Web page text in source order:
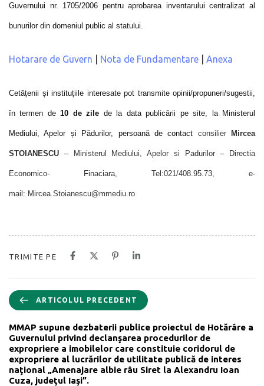
Guvernului nr. 1705/2006 pentru aprobarea inventarului centralizat al
bunurilor din domeniul public al statului.
Hotarare de Guvern Nota de Fundamentare Anexa
Cetățenii și instituțiile interesate pot transmite opinii/propuneri/sugestii,
în termen de10 de zile de la data publicării pe site, la Ministerul
Mediului, Apelor și Pădurilor, persoană de contact consilier Mircea
STOIANESCU – Ministerul Mediului, Apelor si Padurilor – Directia
Economico- Finaciara, Tel:021/408.95.73, e-
mail: Mircea.Stoianescu@mmediu.ro
TRIMITE PE
ARTICOLUL PRECEDENT
MMAP supune dezbaterii publice proiectul de Hotărâre a
Guvernului privind declanşarea procedurilor de
expropriere a imobilelor care constituie coridorul de
expropriere al lucrărilor de utilitate publică de interes
naţional „Amenajare albie râu Siret la Alexandru Ioan
Cuza, judeţul Iaşi”.